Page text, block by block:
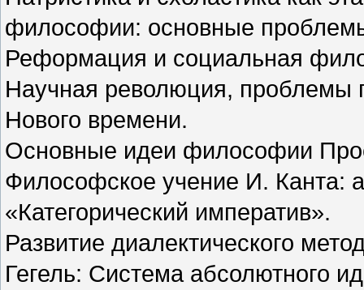
философии: основные
Реформация и социальная
Научная революция, проблемы
Нового времени.
Основные идеи философии
Философское учение И. Канта:
«Категорический императив».
Развитие диалектического
Гегель: Система абсолютного